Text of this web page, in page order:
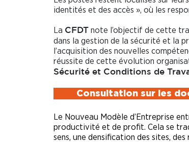
identités et des accès », où les
La CFDT
note l’objectif de cette
dans la gestion de la sécurité et la
l’acquisition des nouvelles
réussite de cette évolution
Sécurité et Conditions de
Consultation sur les
Le Nouveau Modèle d’Entreprise
productivité et de profit. Cela se
sens, une densification des sites,